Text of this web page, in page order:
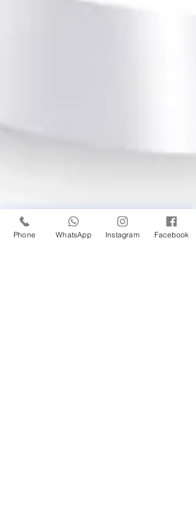
Phone WhatsApp Instagram Facebook